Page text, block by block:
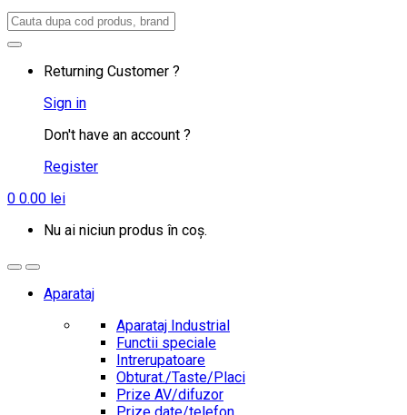
Search
Returning Customer ?
Sign in
Don't have an account ?
Register
0 0.00 lei
Nu ai niciun produs în coș.
Aparataj
Aparataj Industrial
Functii speciale
Intrerupatoare
Obturat./Taste/Placi
Prize AV/difuzor